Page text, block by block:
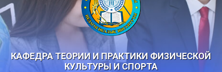
КАФЕДРА ТЕОРИИ И ПРАКТИКИ ФИЗИЧЕСКОЙ
КУЛЬТУРЫ И СПОРТА